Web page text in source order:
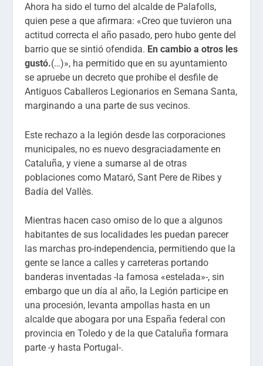
Ahora ha sido el turno del alcalde de Palafolls,
quien pese a que afirmara: «Creo que tuvieron una
actitud correcta el año pasado, pero hubo gente del
barrio que se sintió ofendida. En cambio a otros les
gustó.(…)», ha permitido que en su ayuntamiento
se apruebe un decreto que prohíbe el desfile de
Antiguos Caballeros Legionarios en Semana Santa,
marginando a una parte de sus vecinos.
Este rechazo a la legión desde las corporaciones
municipales, no es nuevo desgraciadamente en
Cataluña, y viene a sumarse al de otras
poblaciones como Mataró, Sant Pere de Ribes y
Badía del Vallès.
Mientras hacen caso omiso de lo que a algunos
habitantes de sus localidades les puedan parecer
las marchas pro-independencia, permitiendo que la
gente se lance a calles y carreteras portando
banderas inventadas -la famosa «estelada»-, sin
embargo que un día al año, la Legión participe en
una procesión, levanta ampollas hasta en un
alcalde que abogara por una España federal con
provincia en Toledo y de la que Cataluña formara
parte -y hasta Portugal-.